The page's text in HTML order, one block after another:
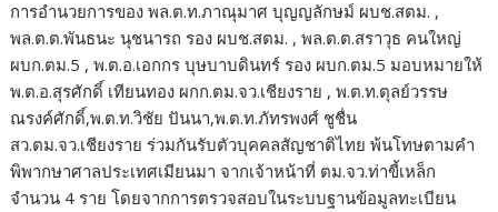
การอำนวยการของ พล.ต.ท.ภาณุมาศ บุญญลักษม์ ผบช.สตม. ,
พล.ต.ต.พันธนะ นุชนารถ รอง ผบช.สตม. , พล.ต.ต.สราวุธ คนใหญ่
ผบก.ตม.5 , พ.ต.อ.เอกกร บุษบาบดินทร์ รอง ผบก.ตม.5 มอบหมายให้
พ.ต.อ.สุรศักดิ์ เทียนทอง ผกก.ตม.จว.เชียงราย , พ.ต.ท.ตุลย์วรรษ
ณรงค์ศักดิ์,พ.ต.ท.วิชัย ปันนา,พ.ต.ท.ภัทรพงศ์ ชูชื่น
สว.ตม.จว.เชียงราย ร่วมกันรับตัวบุคคลสัญชาติไทย พ้นโทษตามคำ
พิพากษาศาลประเทศเมียนมา จากเจ้าหน้าที่ ตม.จว.ท่าขี้เหล็ก
จำนวน 4 ราย โดยจากการตรวจสอบในระบบฐานข้อมูลทะเบียน